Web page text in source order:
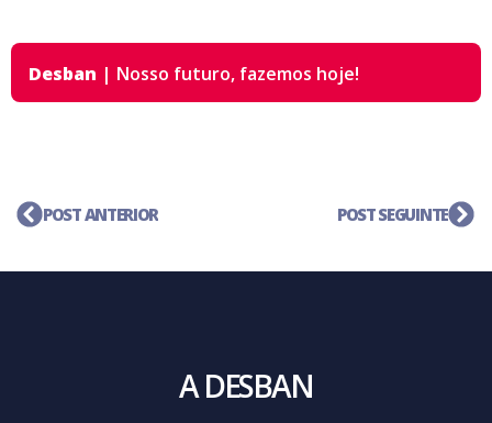
Desban | Nosso futuro, fazemos hoje!
POST ANTERIOR POST SEGUINTE
A DESBAN